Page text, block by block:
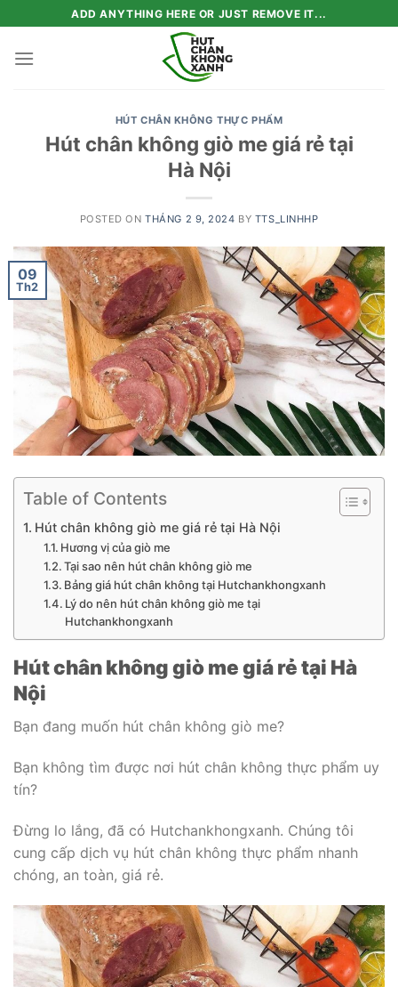
to
content
ADD ANYTHING HERE OR JUST REMOVE IT...
HÚT CHÂN KHÔNG THỰC PHẨM
Hút chân không giò me giá rẻ tại
Hà Nội
POSTED ONTHÁNG 2 9, 2024 BY TTS_LINHHP
09
Th2
Table of Contents
Hút chân không giò me giá rẻ tại Hà Nội
Hương vị của giò me
Tại sao nên hút chân không giò me
Bảng giá hút chân không tại Hutchankhongxanh
Lý do nên hút chân không giò me tại
Hutchankhongxanh
Hút chân không giò me giá rẻ tại Hà
Nội
Bạn đang muốn hút chân không giò me?
Bạn không tìm được nơi hút chân không thực phẩm uy
tín?
Đừng lo lắng, đã có Hutchankhongxanh. Chúng tôi
cung cấp dịch vụ hút chân không thực phẩm nhanh
chóng, an toàn, giá rẻ.